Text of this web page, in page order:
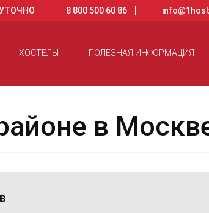
8 800 500 60 86
ХОСТЕЛЫ ПОЛЕЗНАЯ ИНФОРМАЦИЯ
в